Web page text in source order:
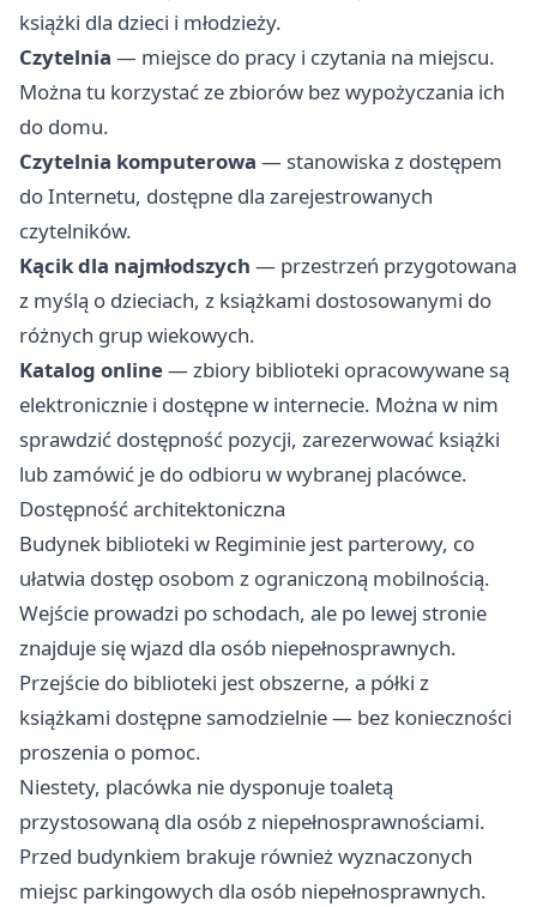
książki dla dzieci i młodzieży.
Czytelnia — miejsce do pracy i czytania na miejscu.
Można tu korzystać ze zbiorów bez wypożyczania ich
do domu.
Czytelnia komputerowa — stanowiska z dostępem
do Internetu, dostępne dla zarejestrowanych
czytelników.
Kącik dla najmłodszych — przestrzeń przygotowana
z myślą o dzieciach, z książkami dostosowanymi do
różnych grup wiekowych.
Katalog online— zbiory biblioteki opracowywane są
elektronicznie i dostępne w internecie. Można w nim
sprawdzić dostępność pozycji, zarezerwować książki
lub zamówić je do odbioru w wybranej placówce.
Dostępność architektoniczna
Budynek biblioteki w Regiminie jest parterowy, co
ułatwia dostęp osobom z ograniczoną mobilnością.
Wejście prowadzi po schodach, ale po lewej stronie
znajduje się wjazd dla osób niepełnosprawnych.
Przejście do biblioteki jest obszerne, a półki z
książkami dostępne samodzielnie — bez konieczności
proszenia o pomoc.
Niestety, placówka nie dysponuje toaletą
przystosowaną dla osób z niepełnosprawnościami.
Przed budynkiem brakuje również wyznaczonych
miejsc parkingowych dla osób niepełnosprawnych.